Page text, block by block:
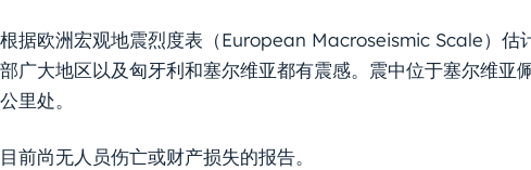
根据欧洲宏观地震烈度表（European Macroseismic Scale）估
部广大地区以及匈牙利和塞尔维亚都有震感。震中位于塞尔维亚
公里处。
目前尚无人员伤亡或财产损失的报告。